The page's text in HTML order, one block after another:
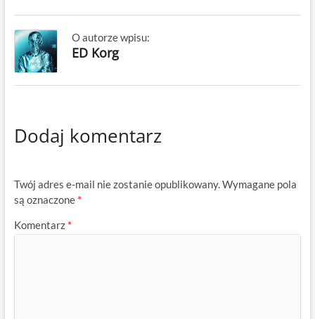
O autorze wpisu:
ED Korg
Dodaj komentarz
Twój adres e-mail nie zostanie opublikowany.Wymagane pola
są oznaczone *
Komentarz *